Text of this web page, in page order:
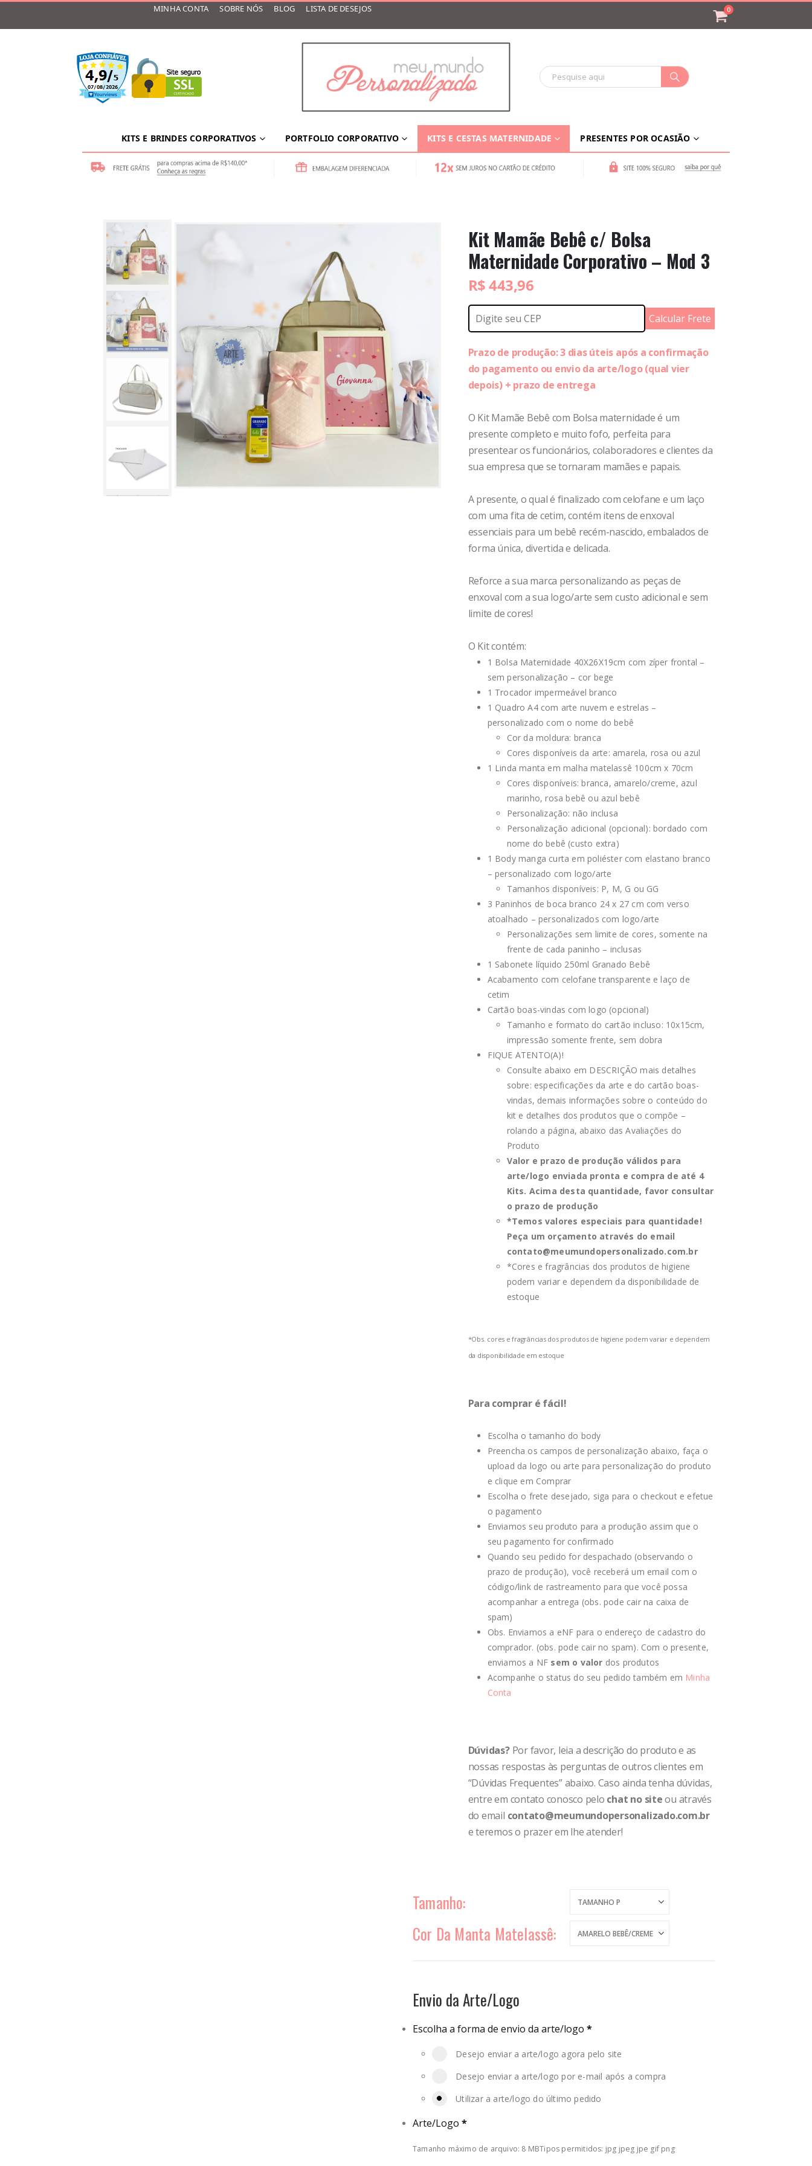
MINHA CONTA SOBRE NÓS BLOG LISTA DE DESEJOS 0
KITS E BRINDES CORPORATIVOS PORTFOLIO CORPORATIVO KITS E CESTAS MATERNIDADE PRESENTES POR OCASIÃO
Kit Mamãe Bebê c/ Bolsa
Maternidade Corporativo – Mod 3
R$443,96
Calcular Frete
Prazo de produção: 3 dias úteis após a confirmação
do pagamento ou envio da arte/logo (qual vier
depois) + prazo de entrega
O Kit Mamãe Bebê com Bolsa maternidade é um
presente completo e muito fofo, perfeita para
presentear os funcionários, colaboradores e clientes da
sua empresa que se tornaram mamães e papais.
A presente, o qual é finalizado com celofane e um laço
com uma fita de cetim, contém itens de enxoval
essenciais para um bebê recém-nascido, embalados de
forma única, divertida e delicada.
Reforce a sua marca personalizando as peças de
enxoval com a sua logo/arte sem custo adicional e sem
limite de cores!
O Kit contém:
1 Bolsa Maternidade 40X26X19cm com zíper frontal –
sem personalização – cor bege
1 Trocador impermeável branco
1 Quadro A4 com arte nuvem e estrelas –
personalizado com o nome do bebê
Cor da moldura: branca
Cores disponíveis da arte: amarela, rosa ou azul
1 Linda manta em malha matelassê 100cm x 70cm
Cores disponíveis: branca, amarelo/creme, azul
marinho, rosa bebê ou azul bebê
Personalização: não inclusa
Personalização adicional (opcional): bordado com
nome do bebê (custo extra)
1 Body manga curta em poliéster com elastano branco
– personalizado com logo/arte
Tamanhos disponíveis: P, M, G ou GG
3 Paninhos de boca branco 24 x 27 cm com verso
atoalhado – personalizados com logo/arte
Personalizações sem limite de cores, somente na
frente de cada paninho – inclusas
1 Sabonete líquido 250ml Granado Bebê
Acabamento com celofane transparente e laço de
cetim
Cartão boas-vindas com logo (opcional)
Tamanho e formato do cartão incluso: 10x15cm,
impressão somente frente, sem dobra
FIQUE ATENTO(A)!
Consulte abaixo em DESCRIÇÃO mais detalhes
sobre: especificações da arte e do cartão boas-
vindas, demais informações sobre o conteúdo do
kit e detalhes dos produtos que o compõe –
rolando a página, abaixo das Avaliações do
Produto
Valor e prazo de produção válidos para
arte/logo enviada pronta e compra de até 4
Kits. Acima desta quantidade, favor consultar
o prazo de produção
*Temos valores especiais para quantidade!
Peça um orçamento através do email
contato@meumundopersonalizado.com.br
*Cores e fragrâncias dos produtos de higiene
podem variar e dependem da disponibilidade de
estoque
*Obs. cores e fragrâncias dos produtos de higiene podem variar e dependem
da disponibilidade em estoque
Para comprar é fácil!
Escolha o tamanho do body
Preencha os campos de personalização abaixo, faça o
upload da logo ou arte para personalização do produto
e clique em Comprar
Escolha o frete desejado, siga para o checkout e efetue
o pagamento
Enviamos seu produto para a produção assim que o
seu pagamento for confirmado
Quando seu pedido for despachado (observando o
prazo de produção), você receberá um email com o
código/link de rastreamento para que você possa
acompanhar a entrega (obs. pode cair na caixa de
spam)
Obs. Enviamos a eNF para o endereço de cadastro do
comprador. (obs. pode cair no spam). Com o presente,
enviamos a NF sem o valor dos produtos
Acompanhe o status do seu pedido também em Minha
Conta
Dúvidas?Por favor, leia a descrição do produto e as
nossas respostas às perguntas de outros clientes em
“Dúvidas Frequentes” abaixo. Caso ainda tenha dúvidas,
entre em contato conosco pelo chat no siteou através
do email contato@meumundopersonalizado.com.br
e teremos o prazer em lhe atender!
Tamanho
Cor Da Manta Matelassê
Envio da Arte/Logo
Escolha a forma de envio da arte/logo *
Desejo enviar a arte/logo agora pelo site
Desejo enviar a arte/logo por e-mail após a compra
Utilizar a arte/logo do último pedido
Arte/Logo *
Tamanho máximo de arquivo: 8 MBTipos permitidos: jpg jpeg jpe gif png